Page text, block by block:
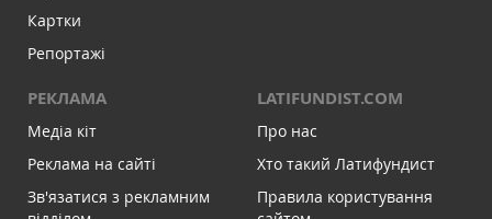
Картки
Репортажі
РЕКЛАМА
Медіа кіт
Реклама на сайті
Зв'язатися з рекламним
LATIFUNDIST.COM
Про нас
Хто такий Латифундист
Правила користування